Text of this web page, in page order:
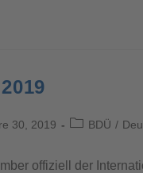
30, 2019 BDÜ /
offiziell der